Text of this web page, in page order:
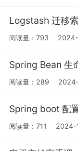
Logstash 迁移
阅读量：793
Spring Bean 生
阅读量：289
Spring boot 配
阅读量：711 2024-